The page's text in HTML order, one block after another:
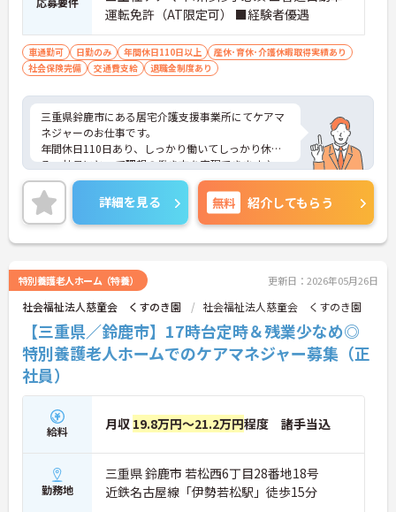
運転免許（AT限定可） ■経験者優遇
車通勤可 日勤のみ 年間休日110日以上
産休･育休･介護休暇取得実績あり
社会保険完備
交通費支給 退職金制度あり
三重県鈴鹿市にある居宅介護支援事業所にてケアマ
ネジャーのお仕事です。
年間休日110日あり、しっかり働いてしっかり休め
る、社員にとって理想の働き方を実現できます♪
ご興味ある方には、面接対策ポイントなど、さらに
詳細をお話しいたしますのでお気軽にご相談くださ
い。
詳細を見る 無料 紹介してもらう
特別養護老人ホーム（特養） 更新日：2026年05月26日
社会福祉法人慈童会 くすのき園 社会福祉法人慈童会 くすのき園
【三重県／鈴鹿市】17時台定時＆残業少なめ◎
特別養護老人ホームでのケアマネジャー募集（正
社員）
給料 月収 19.8万円～21.2万円程度 諸手当込
勤務地
三重県 鈴鹿市 若松西6丁目28番地18号
近鉄名古屋線「伊勢若松駅」徒歩15分